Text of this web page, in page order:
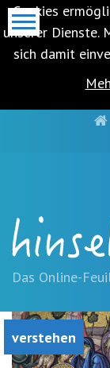
Cookies
unserer Dienste.
sich damit
springen
(Accesskey
'1')Zur
springen
(Accesskey
'3')Zur
Das Online-
verstehen